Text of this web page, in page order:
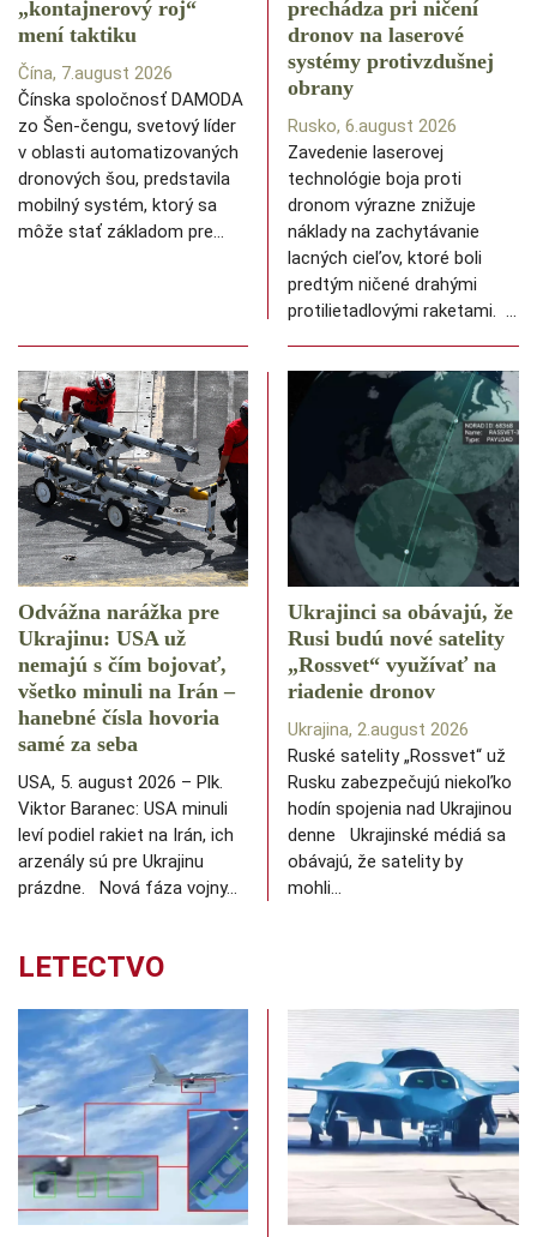
️„kontajnerový roj“
mení taktiku
Čína, 7.august 2026
Čínska spoločnosť DAMODA
zo Šen-čengu, svetový líder
v oblasti automatizovaných
dronových šou, predstavila
mobilný systém, ktorý sa
môže stať základom pre…
prechádza pri ničení
dronov na laserové
systémy protivzdušnej
obrany
Rusko, 6.august 2026
Zavedenie laserovej
technológie boja proti
dronom výrazne znižuje
náklady na zachytávanie
lacných cieľov, ktoré boli
predtým ničené drahými
protilietadlovými raketami. …
Odvážna narážka pre
Ukrajinu: USA už
nemajú s čím bojovať,
všetko minuli na Irán –
hanebné čísla hovoria
samé za seba
USA, 5. august 2026 – Plk.
Viktor Baranec: USA minuli
leví podiel rakiet na Irán, ich
arzenály sú pre Ukrajinu
prázdne. Nová fáza vojny…
Ukrajinci sa obávajú, že
Rusi budú nové satelity
„Rossvet“ využívať na
riadenie dronov
Ukrajina, 2.august 2026
Ruské satelity „Rossvet“ už
Rusku zabezpečujú niekoľko
hodín spojenia nad Ukrajinou
denne Ukrajinské médiá sa
obávajú, že satelity by
mohli…
LETECTVO